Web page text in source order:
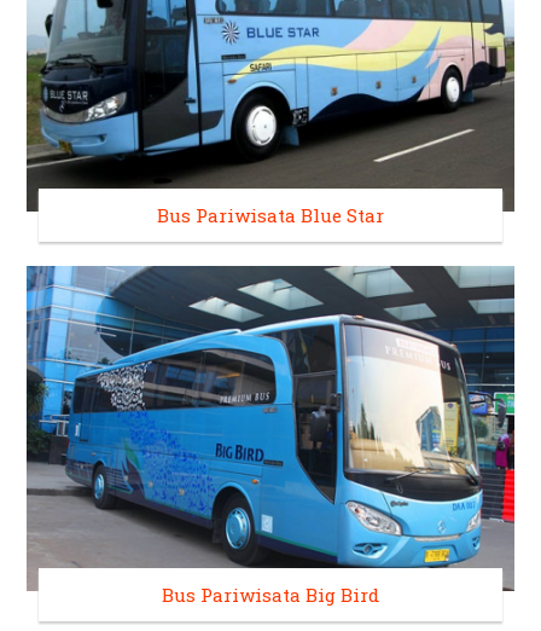
Bus Pariwisata Blue Star
Bus Pariwisata Big Bird